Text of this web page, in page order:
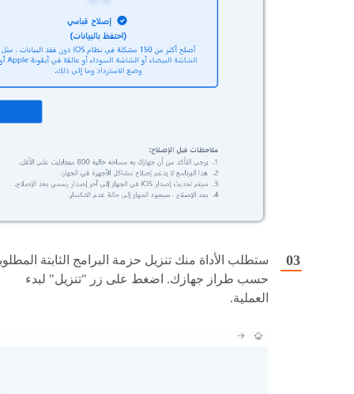
ستطلب الأداة منك تنزيل حزمة البرامج الثابتة
حسب طراز جهازك. اضغط على زر "تنزيل" لبدء
العملية.